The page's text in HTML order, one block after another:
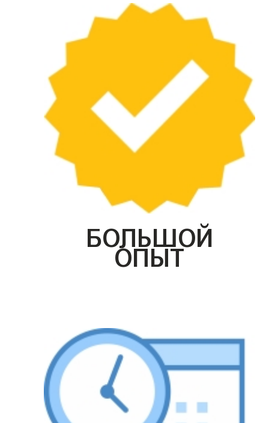
БОЛЬШОЙ
ОПЫТ